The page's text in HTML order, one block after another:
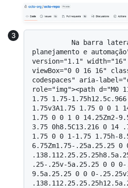
planejamento e
version="1.1"
viewBox="0 0 16 16"
codespaces" aria-
role="img"><path d="M0
1.75 1.75-
1.75v3A1.75 1.75 0 0 1
1.75 0 0 1 0 14.25Zm2-
3.75 0h8.5C13.216 0 14
1.75 0 0 1-1.75 1.75h-
6.75Zm1.75-.25a.25.25 0
.25-.25v-5a.25.25 0 0 0-
9.5a.25.25 0 0 0-